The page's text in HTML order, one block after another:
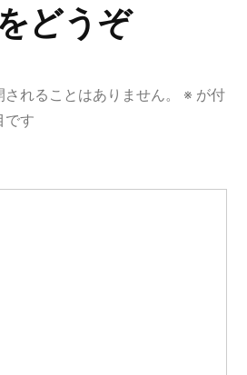
どうぞ
れることはありません。 ※ が付
です